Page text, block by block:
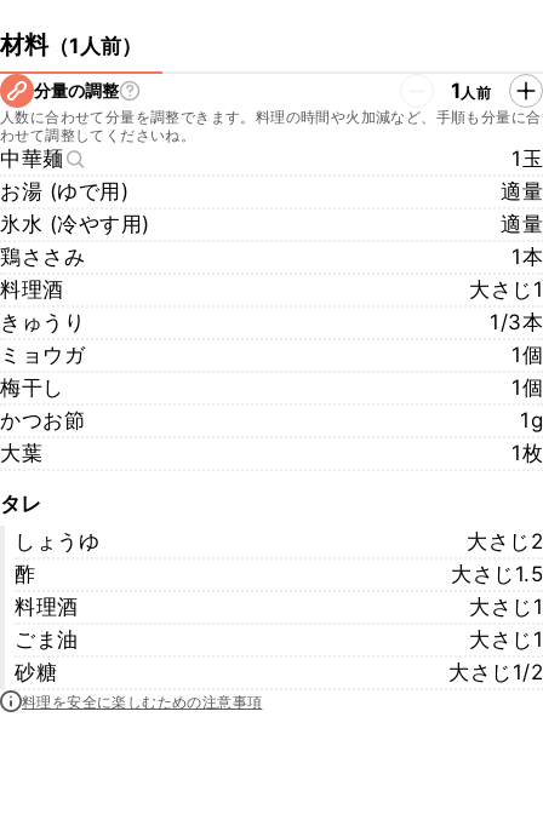
材料（1人前）
分量の調整 1人前
人数に合わせて分量を調整できます。料理の時間や火加減など、手順も分量に合
わせて調整してくださいね。
中華麺
1玉
お湯 (ゆで用)
適量
氷水 (冷やす用)
適量
鶏ささみ
1本
料理酒
大さじ1
きゅうり
1/3本
ミョウガ
1個
梅干し
1個
かつお節
1g
大葉
1枚
タレ
しょうゆ
大さじ2
酢
大さじ1.5
料理酒
大さじ1
ごま油
大さじ1
砂糖
大さじ1/2
料理を安全に楽しむための注意事項